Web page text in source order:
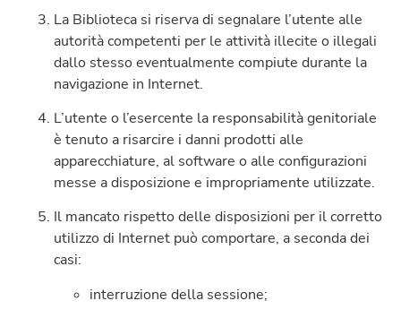
La Biblioteca si riserva di segnalare l’utente alle
autorità competenti per le attività illecite o illegali
dallo stesso eventualmente compiute durante la
navigazione in Internet.
L’utente o l’esercente la responsabilità genitoriale
è tenuto a risarcire i danni prodotti alle
apparecchiature, al software o alle configurazioni
messe a disposizione e impropriamente utilizzate.
Il mancato rispetto delle disposizioni per il corretto
utilizzo di Internet può comportare, a seconda dei
casi:
interruzione della sessione;